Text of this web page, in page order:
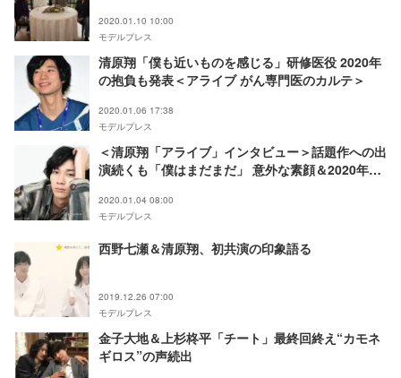
2020.01.10 10:00
モデルプレス
清原翔「僕も近いものを感じる」研修医役 2020年
の抱負も発表＜アライブ がん専門医のカルテ＞
2020.01.06 17:38
モデルプレス
＜清原翔「アライブ」インタビュー＞話題作への出
演続くも「僕はまだまだ」 意外な素顔＆2020年の
2020.01.04 08:00
モデルプレス
西野七瀬＆清原翔、初共演の印象語る
2019.12.26 07:00
モデルプレス
金子大地＆上杉柊平「チート」最終回終え“カモネ
ギロス”の声続出